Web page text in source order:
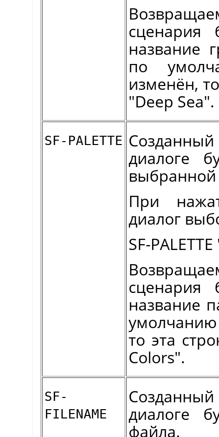
сценария
название
по
изменён,
"Deep Sea".
SF-PALETTE
диалоге
При
диалог
SF-
сценария
название
то эта
Colors".
SF-
FILENAME
диалоге
файла.